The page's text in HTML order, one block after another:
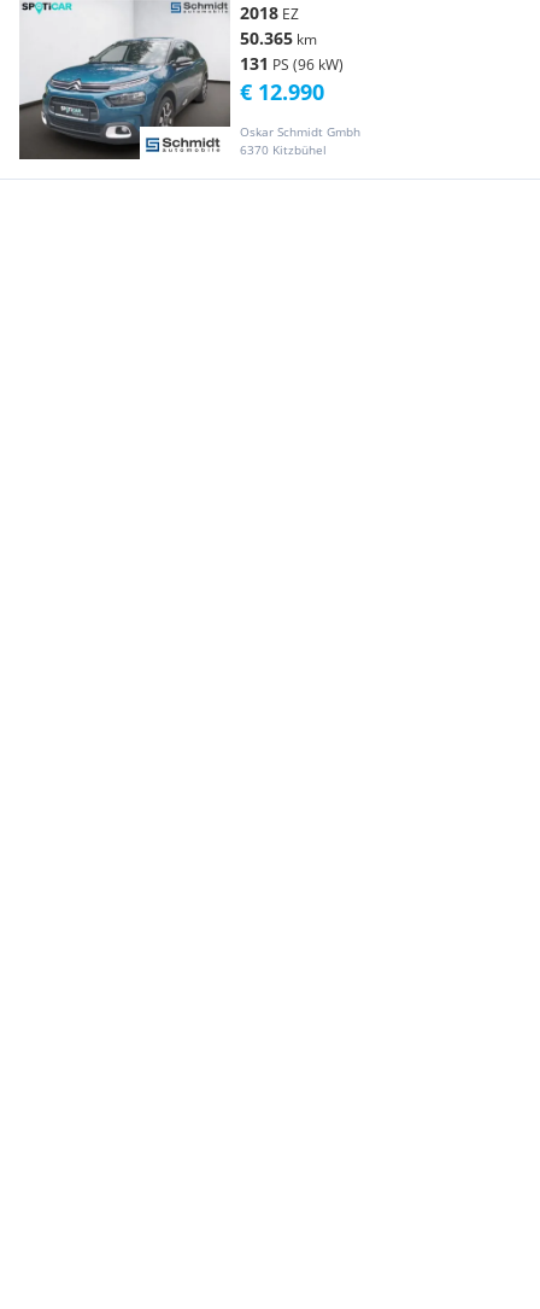
2018 EZ
50.365 km
131 PS (96 kW)
Oskar Schmidt Gmbh
6370 Kitzbühel
€ 12.990